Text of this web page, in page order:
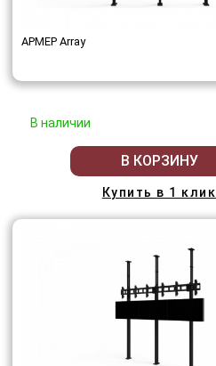
АРМЕР Array
В наличии
В КОРЗИНУ
Купить в 1 клик